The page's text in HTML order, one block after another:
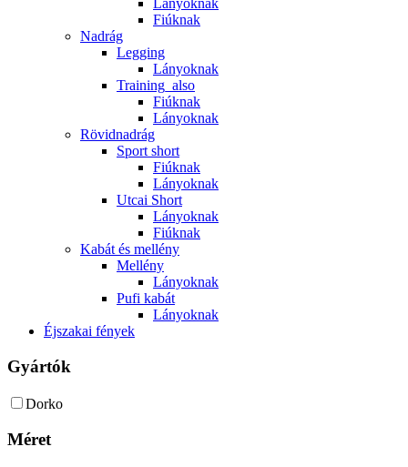
Lányoknak
Fiúknak
Nadrág
Legging
Lányoknak
Training_also
Fiúknak
Lányoknak
Rövidnadrág
Sport short
Fiúknak
Lányoknak
Utcai Short
Lányoknak
Fiúknak
Kabát és mellény
Mellény
Lányoknak
Pufi kabát
Lányoknak
Éjszakai fények
Gyártók
Dorko
Méret